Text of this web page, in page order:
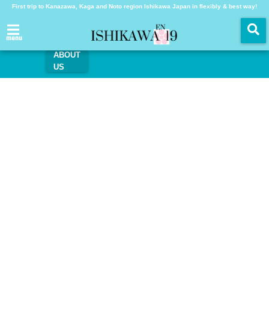
First trip to Kanazawa, Kaga and Noto region Ishikawa Japan in flexibly & best way!
menu
ABOUT
US